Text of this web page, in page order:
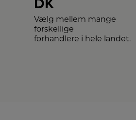
DK
Vælg mellem mange
forskellige
forhandlere i hele landet.